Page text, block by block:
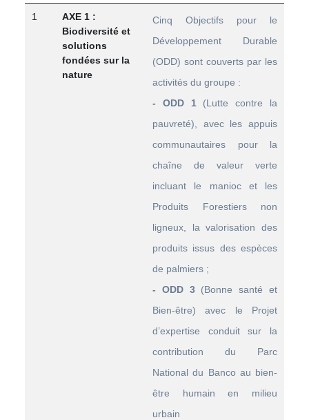
1
AXE 1 :
Biodiversité et
solutions
fondées sur la
nature
Cinq Objectifs pour le
Développement Durable
(ODD) sont couverts par les
activités du groupe :
- ODD 1 (Lutte contre la
pauvreté), avec les appuis
communautaires pour la
chaîne de valeur verte
incluant le manioc et les
Produits Forestiers non
ligneux, la valorisation des
produits issus des espèces
de palmiers ;
- ODD 3 (Bonne santé et
Bien-être) avec le Projet
d’expertise conduit sur la
contribution du Parc
National du Banco au bien-
être humain en milieu
urbain